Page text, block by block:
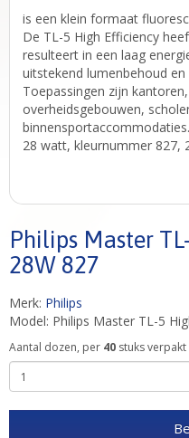
is een klein formaat
De TL-5 High Efficiency
resulteert in een laag
uitstekend lumenbehoud
Toepassingen zijn
overheidsgebouwen,
binnensportaccommodaties.
28 watt, kleurnummer 827,
Philips Master
28W 827
Merk: Philips
Model: Philips Master TL-5
Aantal dozen, per 40 stuks verpakt